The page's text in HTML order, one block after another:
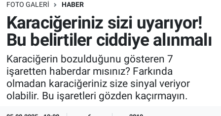
FOTO GALERI HABER
Karaciğeriniz sizi uyarıyor!
Bu belirtiler ciddiye alınmalı
Karaciğerin bozulduğunu gösteren 7
işaretten haberdar mısınız? Farkında
olmadan karaciğeriniz size sinyal veriyor
olabilir. Bu işaretleri gözden kaçırmayın.
Bilim turu
Bilim ve Teknoloji Evreni
Doğa Konuşuyor
Dünya
Dünya
Teknoloji
Sağlık
Spor
Trafik Durumu
Süper Lig Puan Durumu ve Fikstür
Tüm Manşetler
Son Dakika Haberleri